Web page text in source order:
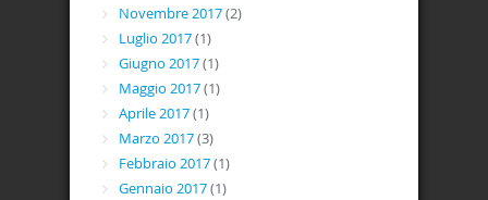
Novembre 2017(2)
Luglio 2017(1)
Giugno 2017(1)
Maggio 2017(1)
Aprile 2017(1)
Marzo 2017(3)
Febbraio 2017(1)
Gennaio 2017(1)